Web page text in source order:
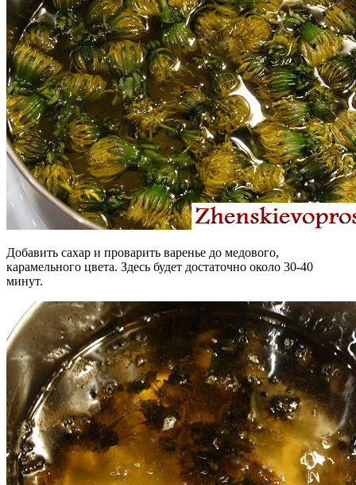
Добавить сахар и проварить варенье до медового,
карамельного цвета. Здесь будет достаточно около 30-40
минут.